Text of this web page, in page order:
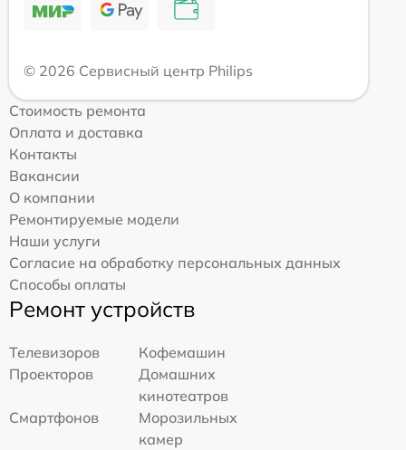
© 2026 Сервисный центр Philips
Стоимость ремонта
Оплата и доставка
Контакты
Вакансии
О компании
Ремонтируемые модели
Наши услуги
Согласие на обработку персональных данных
Способы оплаты
Ремонт устройств
Телевизоров
Кофемашин
Проекторов
Домашних
кинотеатров
Смартфонов
Морозильных
камер